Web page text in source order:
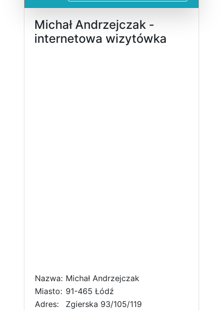
Michał Andrzejczak -
internetowa wizytówka
Nazwa: Michał Andrzejczak
Miasto: 91-465 Łódź
Adres:
Zgierska 93/105/119